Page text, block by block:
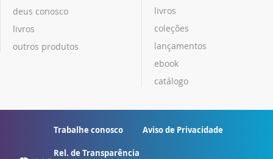
deus conosco
livros
outros produtos
livros
coleções
lançamentos
ebook
catálogo
Trabalhe conosco Aviso de Privacidade
Rel. de Transparência